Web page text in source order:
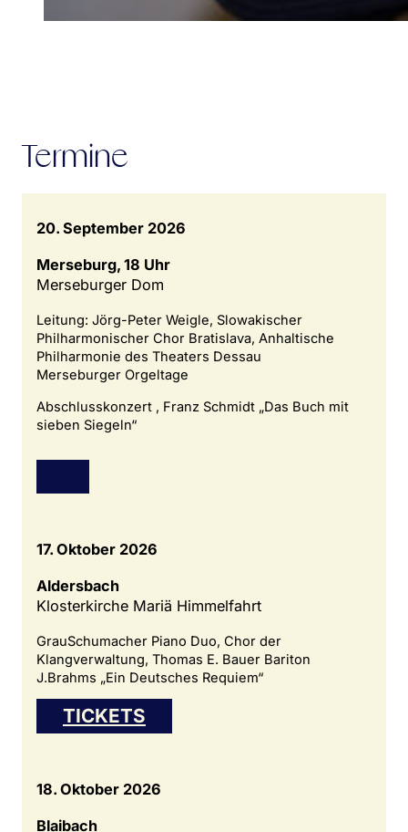
Termine
20. September 2026
Merseburg, 18 Uhr
Merseburger Dom
Leitung: Jörg-Peter Weigle, Slowakischer
Philharmonischer Chor Bratislava, Anhaltische
Philharmonie des Theaters Dessau
Merseburger Orgeltage
Abschlusskonzert , Franz Schmidt „Das Buch mit
sieben Siegeln“
17. Oktober 2026
Aldersbach
Klosterkirche Mariä Himmelfahrt
GrauSchumacher Piano Duo, Chor der
Klangverwaltung, Thomas E. Bauer Bariton
J.Brahms „Ein Deutsches Requiem“
TICKETS
18. Oktober 2026
Blaibach